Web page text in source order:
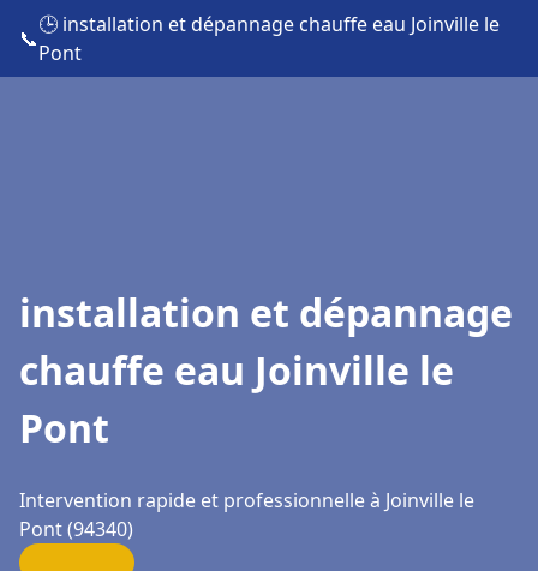
📞
🕒 installation et dépannage chauffe eau Joinville le
Pont
installation et dépannage
chauffe eau Joinville le
Pont
Intervention rapide et professionnelle à Joinville le
Pont (94340)